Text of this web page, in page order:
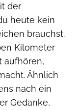
der
heute kein
brauchst.
Kilometer
aufhören,
Ähnlich
nach ein
Gedanke,